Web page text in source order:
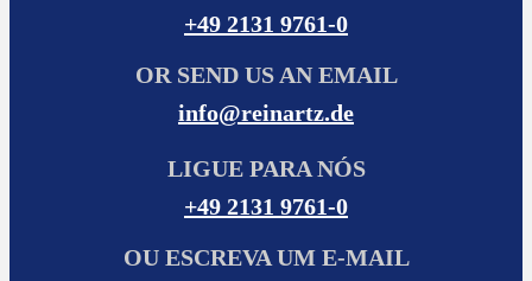
+49 2131 9761-0
OR SEND US AN EMAIL
info@reinartz.de
LIGUE PARA NÓS
+49 2131 9761-0
OU ESCREVA UM E-MAIL